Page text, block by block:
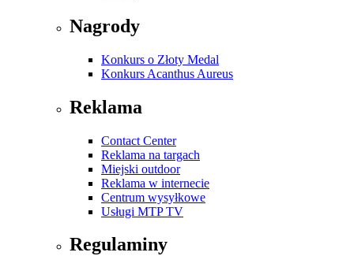
Nagrody
Konkurs o Złoty Medal
Konkurs Acanthus Aureus
Reklama
Contact Center
Reklama na targach
Miejski outdoor
Reklama w internecie
Centrum wysyłkowe
Usługi MTP TV
Regulaminy